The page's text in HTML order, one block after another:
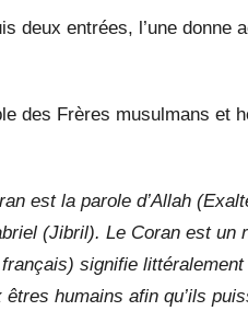
deux entrées, l’une donne
des Frères musulmans et
est la parole d’Allah
(Jibril). Le Coran est un
signifie
humains afin qu’ils